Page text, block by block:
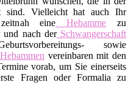
sind. Vielleicht hat auch Ihr
eine Hebamme zu
nach derSchwangerschaft
sowie
Hebammen vereinbaren mit den
vorab, um Sie einerseits
Fragen oder Formalia zu